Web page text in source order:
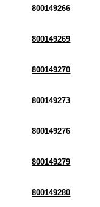
800149266
800149269
800149270
800149273
800149276
800149279
800149280